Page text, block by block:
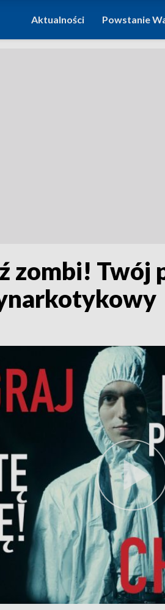
Aktualności Powstanie
zombi!